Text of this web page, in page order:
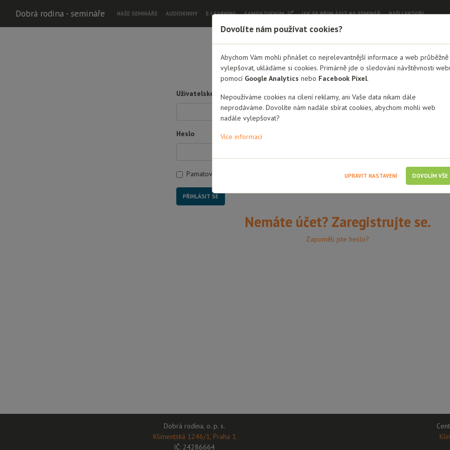
Dobrá rodina - semináře NAŠE SEMINÁŘE AUDIOKNIHY E-LEARNING SAMOSTUDIUM JAK SE PŘIHLÁSIT NA SEMINÁŘ NAŠI LEKTOŘI
Dobrá rodina - semináře
Přihlášení
Uživatelské jméno / Email
Heslo
Pamatovat si mě
Nemáte účet? Zaregistrujte se.
Zapoměli jste heslo?
Dobrá rodina, o. p. s.
Klimentská 1246/1, Praha 1
IČ: 24286664
Dovolíte nám používat cookies?
Abychom Vám mohli přinášet co nejrelevantnější informace a web průběžně
vylepšovat, ukládáme si cookies. Primárně jde o sledování návštěvnosti
pomocí Google Analytics nebo Facebook Pixel.
Nepoužíváme cookies na cílení reklamy, ani Vaše data nikam dále
neprodáváme. Dovolíte nám nadále sbírat cookies, abychom mohli web
nadále vylepšovat?
Více informací
UPRAVIT NASTAVENÍ DOVOLÍM VŠE